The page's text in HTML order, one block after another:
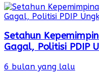
Setahun
Gagal, Politisi PDIP
6 bulan yang lalu